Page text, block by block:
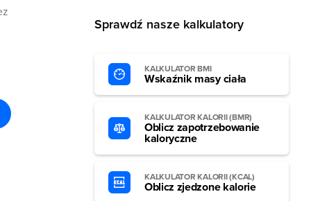
Sprawdź nasze kalkulatory
KALKULATOR BMI
Wskaźnik masy ciała
KALKULATOR KALORII (BMR)
Oblicz zapotrzebowanie
kaloryczne
KALKULATOR KALORII (KCAL)
Oblicz zjedzone kalorie